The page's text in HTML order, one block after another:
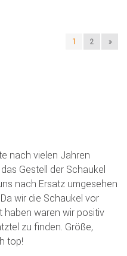
1 2 »
nach vielen Jahren
Gestell der Schaukel
nach Ersatz umgesehen
wir die Schaukel vor
haben waren wir positiv
zu finden. Größe,
top!